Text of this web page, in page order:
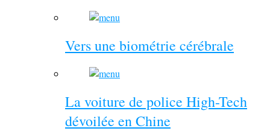
Vers une biométrie cérébrale
La voiture de police High-Tech
dévoilée en Chine